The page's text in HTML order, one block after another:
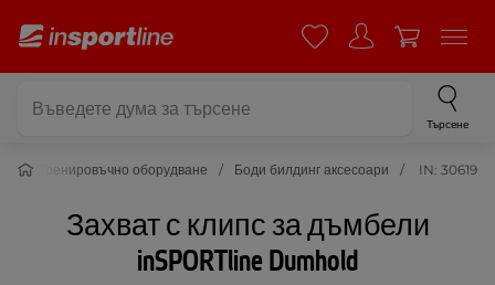
Търсене
Тренировъчно оборудване Боди билдинг аксесоари IN: 30619
Захват с клипс за дъмбели
inSPORTline Dumhold